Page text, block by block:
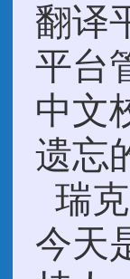
翻译
平台
中文
遗忘
瑞
今天